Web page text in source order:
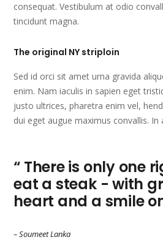
consequat. Vestibulum at odio
tincidunt magna.
The original NY striploin
Sed id orci sit amet urna gravida
enim. Nam iaculis in sapien eget
justo ultrices, pharetra enim vel,
dui eget augue maximus convallis. In
“ There is only one
eat a steak - with
heart and a smile
– Soumeet Lanka